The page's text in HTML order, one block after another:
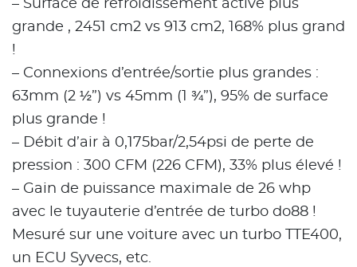
– Surface de refroidissement active plus
grande , 2451 cm2 vs 913 cm2, 168% plus grand
!
– Connexions d’entrée/sortie plus grandes :
63mm (2 ½”) vs 45mm (1 ¾”), 95% de surface
plus grande !
– Débit d’air à 0,175bar/2,54psi de perte de
pression : 300 CFM (226 CFM), 33% plus élevé !
– Gain de puissance maximale de 26 whp
avec le tuyauterie d’entrée de turbo do88 !
Mesuré sur une voiture avec un turbo TTE400,
un ECU Syvecs, etc.